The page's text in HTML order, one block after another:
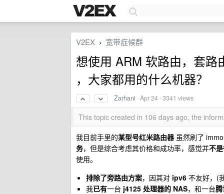
V2EX › 宽带症候群
想使用 ARM 软路由，套
，大家都用的什么机器？
Zarhani ·Apr 24 · 3341 views
This topic created in 106 days ago, the
我目前手里的某型号红米路由器虽然刷了
务，但是综合考虑其价格和成功率，感觉并不
使用。
排除了旁路由方案，因其对 ipv6 不友好，(
我已有一台 j4125 处理器的 NAS，和一台